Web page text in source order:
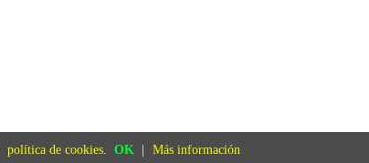
política de cookies. OK Más información